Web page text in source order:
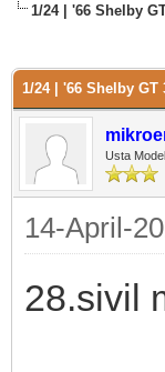
1/24 | '66 Shelby
1/24 | '66 Shelby
Usta
14-April-
28.sivil